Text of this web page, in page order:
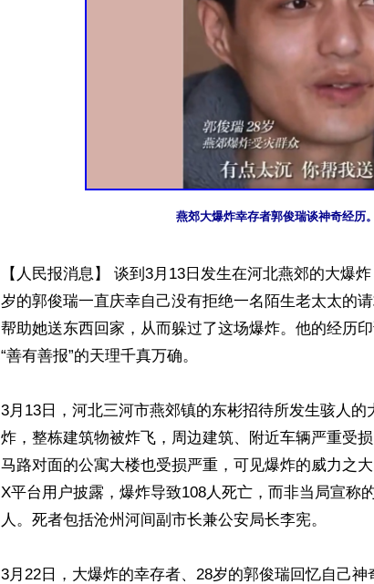
燕郊大爆炸幸存者郭俊瑞谈神奇经历
【人民报消息】 谈到3月13日发生在河北燕郊的大爆
岁的郭俊瑞一直庆幸自己没有拒绝一名陌生老太太的请
帮助她送东西回家，从而躲过了这场爆炸。他的经历
“善有善报”的天理千真万确。
3月13日，河北三河市燕郊镇的东彬招待所发生骇人的
炸，整栋建筑物被炸飞，周边建筑、附近车辆严重受
马路对面的公寓大楼也受损严重，可见爆炸的威力之
X平台用户披露，爆炸导致108人死亡，而非当局宣称
人。死者包括沧州河间副市长兼公安局长李宪。
3月22日，大爆炸的幸存者、28岁的郭俊瑞回忆自己神